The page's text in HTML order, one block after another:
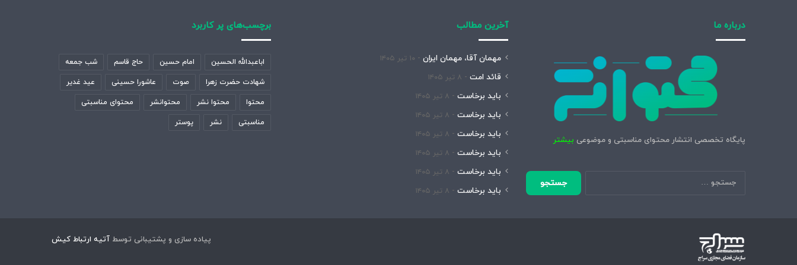
درباره ما
پایگاه تخصصی انتشار محتوای مناسبتی و موضوعی بیشتر
جستجو
برای:
آخرین مطالب
مهمان آقا، مهمان ایران ۱۰ تیر ۱۴۰۵
قائد امت ۸ تیر ۱۴۰۵
باید برخاست ۸ تیر ۱۴۰۵
باید برخاست ۸ تیر ۱۴۰۵
باید برخاست ۸ تیر ۱۴۰۵
باید برخاست ۸ تیر ۱۴۰۵
باید برخاست ۸ تیر ۱۴۰۵
باید برخاست ۸ تیر ۱۴۰۵
برچسب‌های پر کاربرد
اباعبدالله الحسین امام حسین حاج قاسم شب جمعه
شهادت حضرت زهرا صوت عاشورا حسینی عید غدیر
محتوا محتوا نشر محتوانشر محتوای مناسبتی
مناسبتی نشر پوستر
پیاده سازی و پشتیبانی توسط آتیه ارتباط کیش